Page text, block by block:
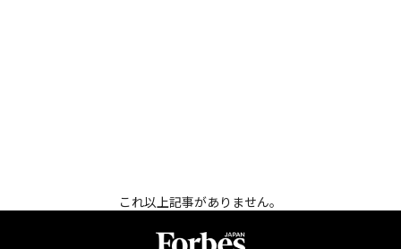
これ以上記事がありません。